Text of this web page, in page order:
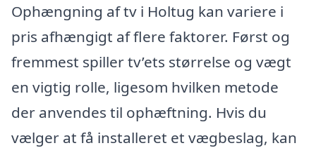
Ophængning af tv i Holtug kan variere i
pris afhængigt af flere faktorer. Først og
fremmest spiller tv’ets størrelse og vægt
en vigtig rolle, ligesom hvilken metode
der anvendes til ophæftning. Hvis du
vælger at få installeret et vægbeslag, kan